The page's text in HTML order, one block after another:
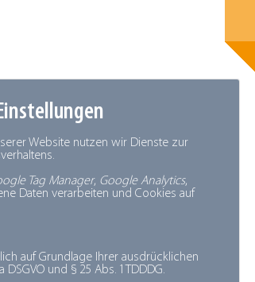
Website nutzen wir Dienste zur
Tag Manager, Google Analytics,
Daten verarbeiten und Cookies auf
auf Grundlage Ihrer ausdrücklichen
und § 25 Abs. 1 TDDDG.